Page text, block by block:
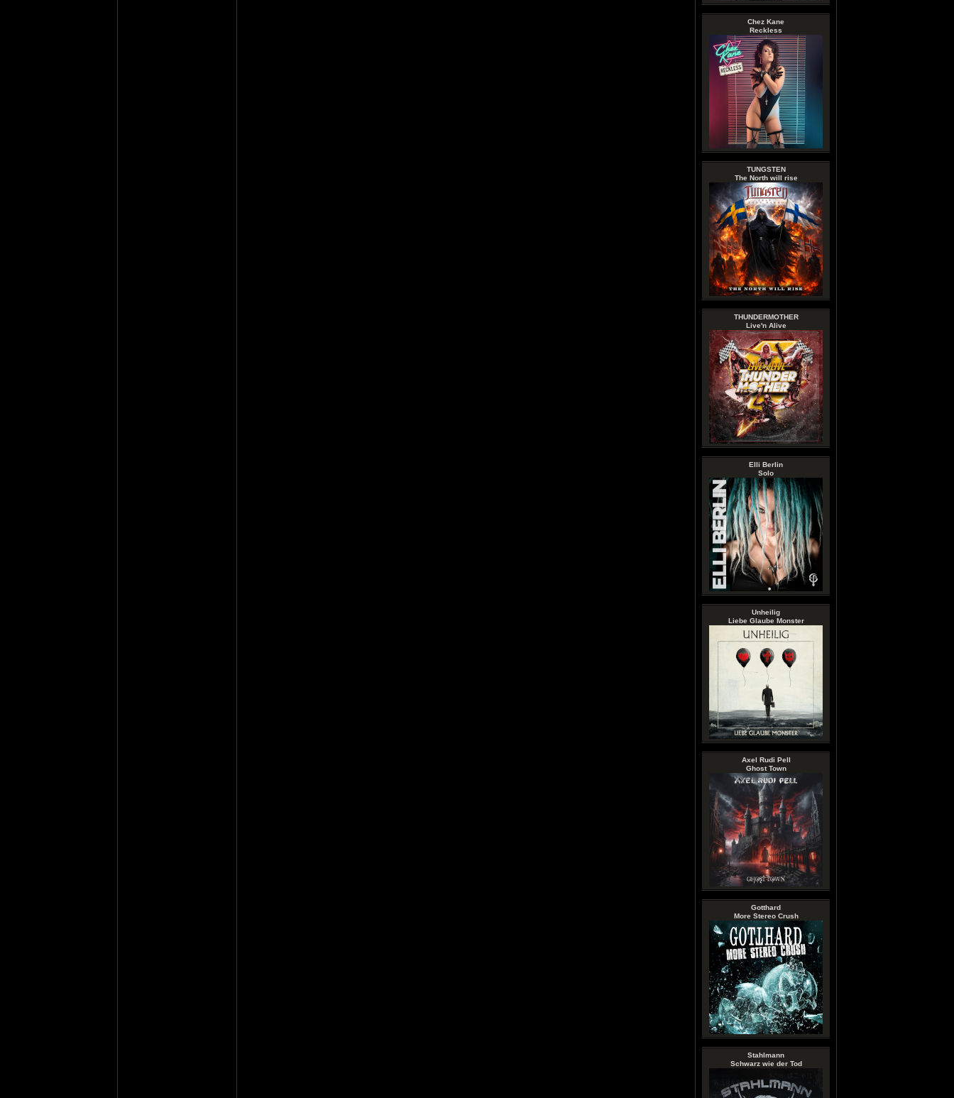
Chez Kane
Reckless
TUNGSTEN
The North will rise
THUNDERMOTHER
Live'n Alive
Elli Berlin
Solo
Unheilig
Liebe Glaube Monster
Axel Rudi Pell
Ghost Town
Gotthard
More Stereo Crush
Stahlmann
Schwarz wie der Tod